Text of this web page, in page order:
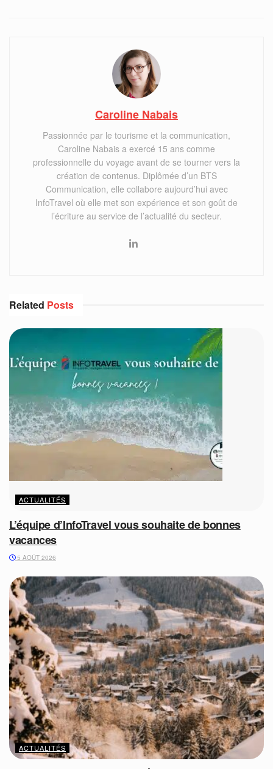
Caroline Nabais
Passionnée par le tourisme et la communication,
Caroline Nabais a exercé 15 ans comme
professionnelle du voyage avant de se tourner vers la
création de contenus. Diplômée d’un BTS
Communication, elle collabore aujourd’hui avec
InfoTravel où elle met son expérience et son goût de
l’écriture au service de l’actualité du secteur.
Related Posts
ACTUALITÉS
L’équipe d’InfoTravel vous souhaite de bonnes
vacances
5 AOÛT 2026
ACTUALITÉS